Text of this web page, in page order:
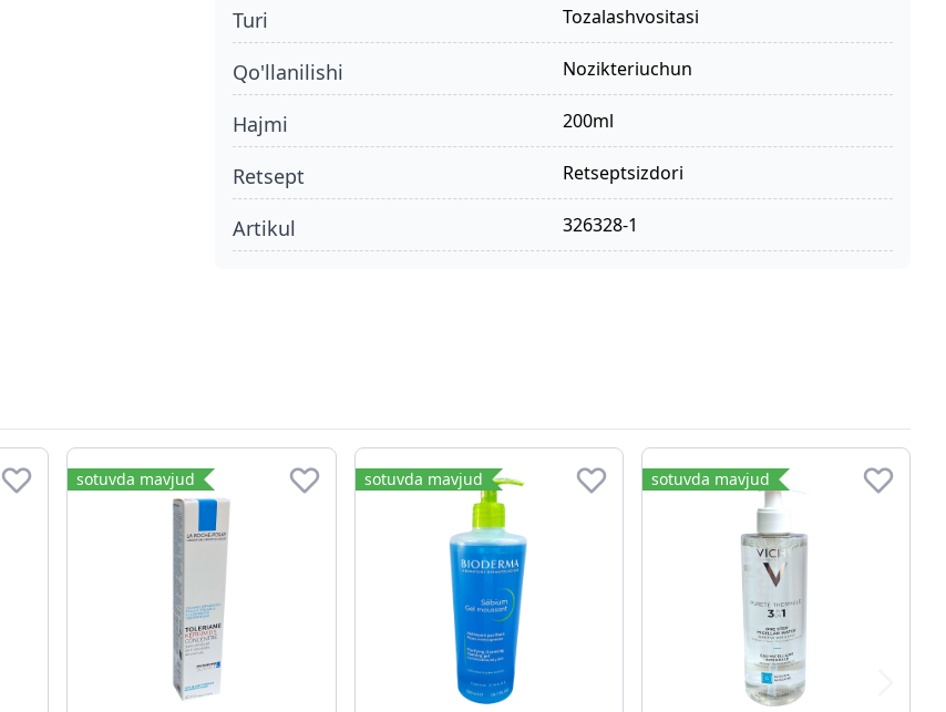
turi tozalashvositasi
qo'llanilishi nozikteriuchun
hajmi 200ml
retsept retseptsizdori
Artikul 326328-1
sotuvda mavjud sotuvda mavjud sotuvda mavjud